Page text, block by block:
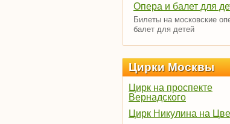
Опера и балет для
Билеты на московские
балет для детей
Цирки Москвы
Цирк на проспекте
Вернадского
Цирк Никулина на